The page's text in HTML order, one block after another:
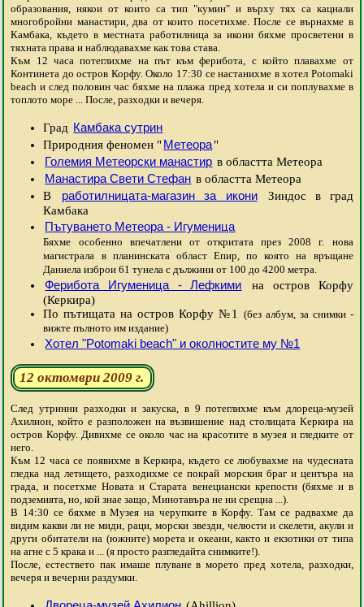
образования, някои от които са тип "кумин" и върху тях са кацнали
многобройни манастири, два от които посетихме. После се върнахме в
Камбака, където в местната работилница за икони бяхме просветени в
тяхната права и наблюдавахме как това става.
Към 12 часа потеглихме на път към ферибота, с който плавахме от
Континета до остров Корфу. Около 17:30 се настанихме в хотел Potomaki
beach и след половин час бяхме на плажа пред хотела и си поплувахме в
топлото море ... После, разходки и вечеря.
Град Камбака сутрин
Природния феномен "Метеора"
Големия Метеорски манастир в областта Метеора
Манастира Свети Стефан в областта Метеора
В
работилницата-магазин за икони
Зиндос в град
Камбака
Пътуването Метеора - Игуменица
Бяхме особенно впечатлени от откритата през 2008 г. нова
магистрала в планинската област Епир, по която на връщане
Даниела изброи 61 тунела с дължини от 100 до 4200 метра.
Ферибота Игуменица - Лефкими
на остров Корфу
(Керкира)
По пътищата на остров Корфу №1 (без албум, за снимки -
вижте пълното им издание)
Хотел "Potomaki beach" и околностите му №1
12 октомври 2009 г.
След утринни разходки и закуска, в 9 потеглихме към длореца-музей
Ахилион, който е разположен на възвишение над столицата Керкира на
остров Корфу. Дивихме се около час на красотите в музея и гледките от
него.
Към 12 часа се появихме в Керкира, където се любувахме на чудесната
гледка над летището, разходихме се покрай морския браг и центъра на
града, и посетхме Новата и Старата венециански крепости (бяхме и в
подземията, но, кой знае защо, Минотавъра не ни срещна ...).
В 14:30 се бяхме в Музея на черупките в Корфу. Там се радвахме да
видим какви ли не миди, раци, морски звезди, челюсти и скелети, акули и
други обитатели на (южните) морета и океани, както и екзотики от типа
на агне с 5 крака и ... (я просто разгледайта снимките!).
После, естествето пак имаше плуване в морето пред хотела, разходки,
вечеря и вечерни раздумки.